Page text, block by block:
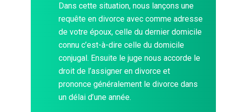
Dans cette situation, nous lançons une
requête en divorce avec comme adresse
de votre époux, celle du dernier domicile
connu c’est-à-dire celle du domicile
conjugal. Ensuite le juge nous accorde le
droit de l’assigner en divorce et
prononce généralement le divorce dans
un délai d’une année.